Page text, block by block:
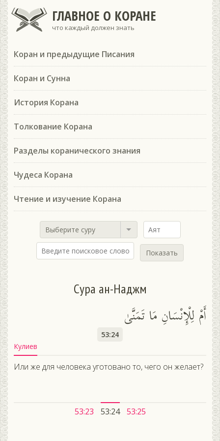
ГЛАВНОЕ О КОРАНЕ
что каждый должен знать
Коран и предыдущие Писания
Коран и Сунна
История Корана
Толкование Корана
Разделы коранического знания
Чудеса Корана
Чтение и изучение Корана
Выберите суру
Показать
Сура ан-Наджм
أَمْ لِلْإِنْسَانِ مَا تَمَنَّىٰ
53:24
Кулиев
Или же для человека уготовано то, чего он желает?
53:23 53:24 53:25